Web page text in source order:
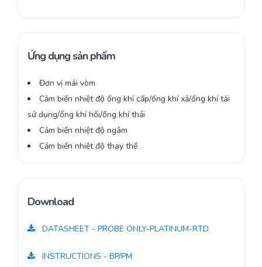
Ứng dụng sản phẩm
Đơn vị mái vòm
Cảm biến nhiệt độ ống khí cấp/ống khí xả/ống khí tái
sử dụng/ống khí hối/ống khí thải
Cảm biến nhiệt độ ngâm
Cảm biến nhiệt độ thay thế
Download
DATASHEET - PROBE ONLY-PLATINUM-RTD
INSTRUCTIONS - BP/PM